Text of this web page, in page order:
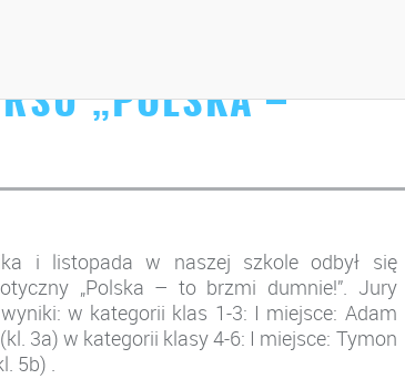
„POLSKA –
i listopada w naszej szkole odbył się
„Polska – to brzmi dumnie!”. Jury
w kategorii klas 1-3: I miejsce: Adam
3a) w kategorii klasy 4-6: I miejsce: Tymon
5b) .